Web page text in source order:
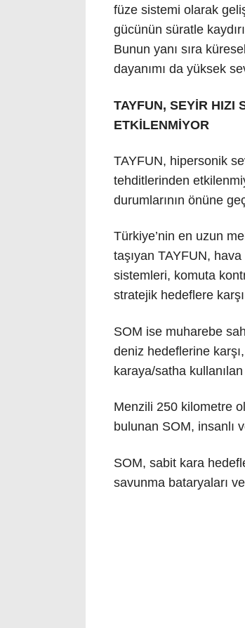
füze sistemi olarak
gücünün süratle
Bunun yanı sıra
dayanımı da yüksek
TAYFUN, SEYİR HIZI
ETKİLENMİYOR
TAYFUN, hipersonik
tehditlerinden
durumlarının önüne
Türkiye’nin en uzun
taşıyan TAYFUN,
sistemleri, komuta
stratejik hedeflere
SOM ise muharebe
deniz hedeflerine
karaya/satha
Menzili 250 kilometre
bulunan SOM, insanlı
SOM, sabit kara
savunma bataryaları